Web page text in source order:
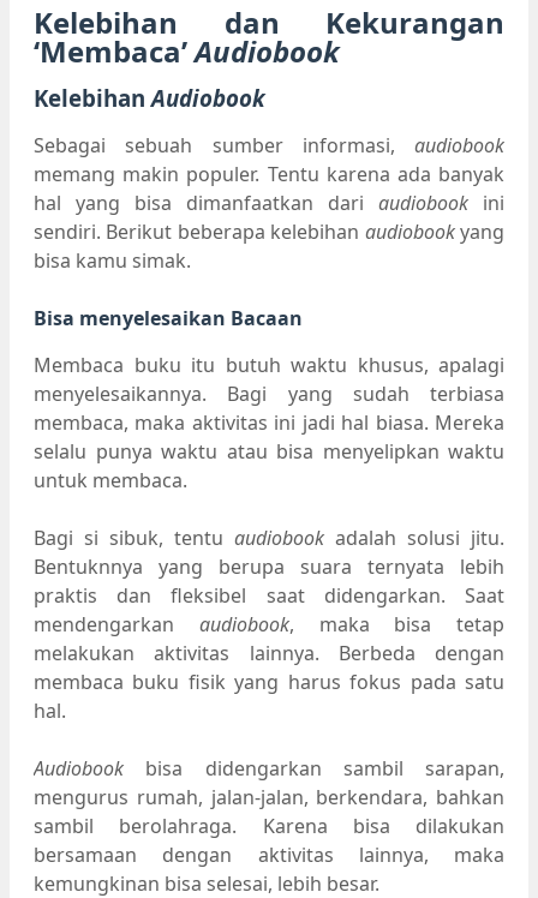
Kelebihan dan Kekurangan
‘Membaca’Audiobook
KelebihanAudiobook
Sebagai sebuah sumber informasi, audiobook
memang makin populer. Tentu karena ada banyak
hal yang bisa dimanfaatkan dari audiobook ini
sendiri. Berikut beberapa kelebihan audiobookyang
bisa kamu simak.
Bisa menyelesaikan Bacaan
Membaca buku itu butuh waktu khusus, apalagi
menyelesaikannya. Bagi yang sudah terbiasa
membaca, maka aktivitas ini jadi hal biasa. Mereka
selalu punya waktu atau bisa menyelipkan waktu
untuk membaca.
Bagi si sibuk, tentu audiobook adalah solusi jitu.
Bentuknnya yang berupa suara ternyata lebih
praktis dan fleksibel saat didengarkan. Saat
mendengarkan audiobook, maka bisa tetap
melakukan aktivitas lainnya. Berbeda dengan
membaca buku fisik yang harus fokus pada satu
hal.
Audiobook bisa didengarkan sambil sarapan,
mengurus rumah, jalan-jalan, berkendara, bahkan
sambil berolahraga. Karena bisa dilakukan
bersamaan dengan aktivitas lainnya, maka
kemungkinan bisa selesai, lebih besar.